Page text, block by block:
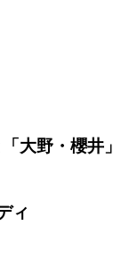
大野・櫻井」
ィ